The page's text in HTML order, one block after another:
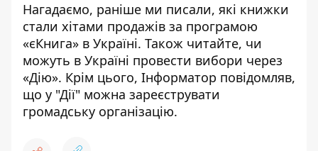
Нагадаємо, раніше ми писали, які книжки
стали хітами продажів за програмою
«єКнига» в Україні. Також читайте, чи
можуть в Україні провести вибори через
«Дію». Крім цього, Інформатор повідомляв,
що у "Дії" можна зареєструвати
громадську організацію.